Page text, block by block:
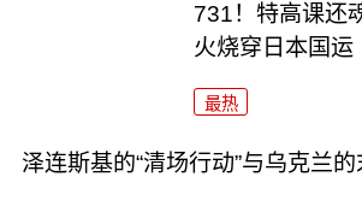
731！特高课还
火烧穿日本国运
最热
泽连斯基的“清场行动”与乌克兰的